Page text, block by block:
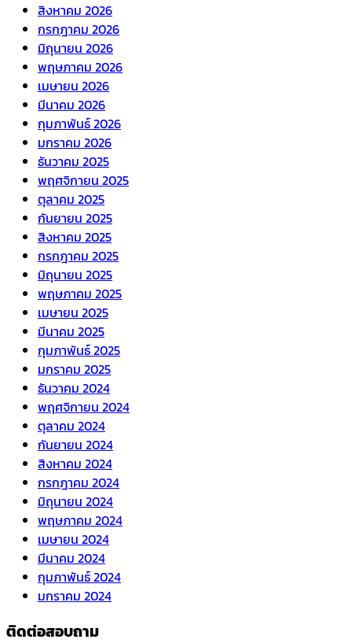
สิงหาคม 2026
กรกฎาคม 2026
มิถุนายน 2026
พฤษภาคม 2026
เมษายน 2026
มีนาคม 2026
กุมภาพันธ์ 2026
มกราคม 2026
ธันวาคม 2025
พฤศจิกายน 2025
ตุลาคม 2025
กันยายน 2025
สิงหาคม 2025
กรกฎาคม 2025
มิถุนายน 2025
พฤษภาคม 2025
เมษายน 2025
มีนาคม 2025
กุมภาพันธ์ 2025
มกราคม 2025
ธันวาคม 2024
พฤศจิกายน 2024
ตุลาคม 2024
กันยายน 2024
สิงหาคม 2024
กรกฎาคม 2024
มิถุนายน 2024
พฤษภาคม 2024
เมษายน 2024
มีนาคม 2024
กุมภาพันธ์ 2024
มกราคม 2024
ติดต่อสอบถาม